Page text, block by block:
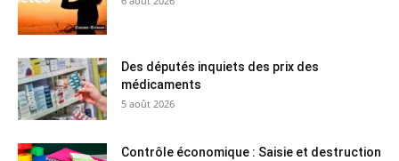
Des députés inquiets des prix des
médicaments
5 août 2026
Contrôle économique : Saisie et destruction